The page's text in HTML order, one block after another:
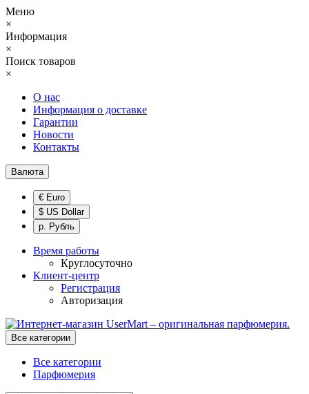
Меню
×
Информация
×
Поиск товаров
×
О нас
Информация о доставке
Гарантии
Новости
Контакты
Валюта
€ Euro
$ US Dollar
р. Рубль
Время работы
Круглосуточно
Клиент-центр
Регистрация
Авторизация
Все категории
Все категории
Парфюмерия